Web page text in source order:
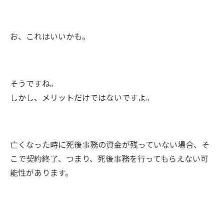
お、これはいいかも。
そうですね。
しかし、メリットだけではないですよ。
亡くなった時に死後事務の資金が残っていない場合、そ
こで契約終了、つまり、死後事務を行ってもらえない可
能性があります。